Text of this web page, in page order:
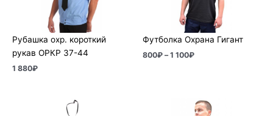
Рубашка охр. короткий
рукав ОРКР 37-44
1 880₽
Футболка Охрана Гигант
800₽ – 1 100₽